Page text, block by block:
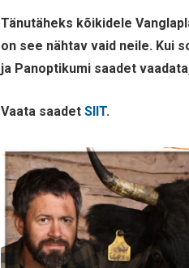
Tänutäheks kõikidele
on see nähtav vaid neile. Kui
ja Panoptikumi saadet
Vaata saadetSIIT.